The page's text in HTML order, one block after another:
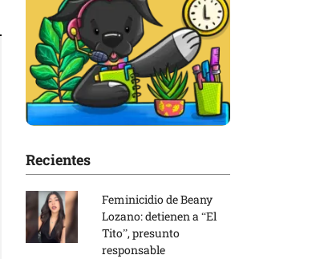
Recientes
Feminicidio de Beany
Lozano: detienen a “El
Tito”, presunto
responsable